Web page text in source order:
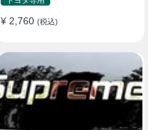
¥ 2,760 (税込)